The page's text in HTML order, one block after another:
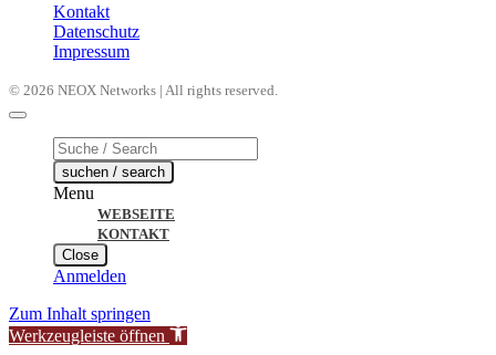
Kontakt
Datenschutz
Impressum
© 2026 NEOX Networks | All rights reserved.
Products
search
suchen / search
Menu
WEBSEITE
KONTAKT
Close
Anmelden
Zum Inhalt springen
Werkzeugleiste öffnen